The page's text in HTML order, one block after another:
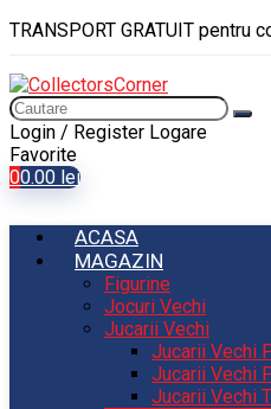
TRANSPORT GRATUIT pentru
Login / Register Logare
Favorite
00.00 lei
ACASA
MAGAZIN
Figurine
Jocuri Vechi
Jucarii Vechi
Jucarii Vechi
Jucarii Vechi
Jucarii Vechi